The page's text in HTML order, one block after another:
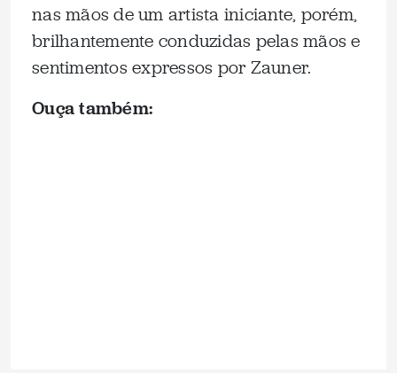
nas mãos de um artista iniciante, porém,
brilhantemente conduzidas pelas mãos e
sentimentos expressos por Zauner.
Ouça também: